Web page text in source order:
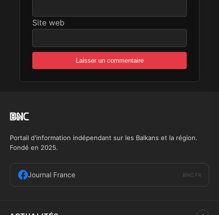
Site web
Portail d'information indépendant sur les Balkans et la région.
Fondé en 2025.
Journal France BNC FR